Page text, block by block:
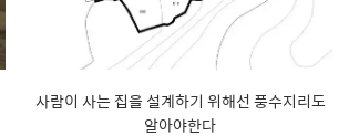
사람이 사는 집을 설계하기 위해선 풍수지리도
알아야한다